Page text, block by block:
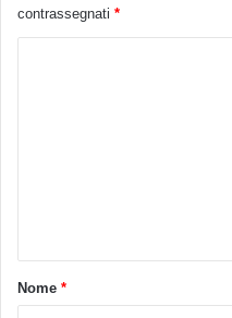
contrassegnati *
oNome *